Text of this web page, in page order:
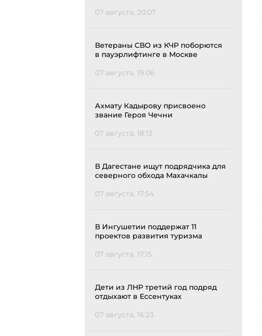
07 августа, 20:07
Ветераны СВО из КЧР поборются
в пауэрлифтинге в Москве
07 августа, 19:06
Ахмату Кадырову присвоено
звание Героя Чечни
07 августа, 18:13
В Дагестане ищут подрядчика для
северного обхода Махачкалы
07 августа, 17:54
В Ингушетии поддержат 11
проектов развития туризма
07 августа, 17:15
Дети из ЛНР третий год подряд
отдыхают в Ессентуках
07 августа, 16:23